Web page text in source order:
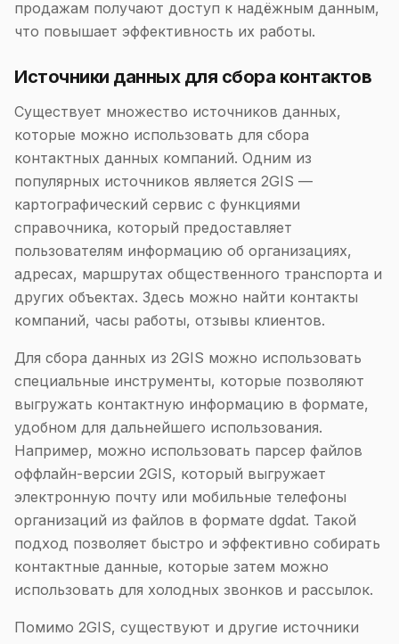
продажам получают доступ к надёжным данным,
что повышает эффективность их работы.
Источники данных для сбора контактов
Существует множество источников данных,
которые можно использовать для сбора
контактных данных компаний. Одним из
популярных источников является 2GIS —
картографический сервис с функциями
справочника, который предоставляет
пользователям информацию об организациях,
адресах, маршрутах общественного транспорта и
других объектах. Здесь можно найти контакты
компаний, часы работы, отзывы клиентов.
Для сбора данных из 2GIS можно использовать
специальные инструменты, которые позволяют
выгружать контактную информацию в формате,
удобном для дальнейшего использования.
Например, можно использовать парсер файлов
оффлайн-версии 2GIS, который выгружает
электронную почту или мобильные телефоны
организаций из файлов в формате dgdat. Такой
подход позволяет быстро и эффективно собирать
контактные данные, которые затем можно
использовать для холодных звонков и рассылок.
Помимо 2GIS, существуют и другие источники